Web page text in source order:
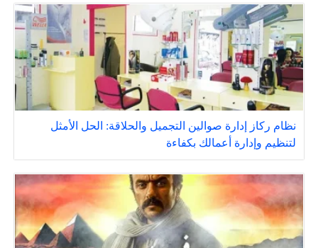
نظام ركاز إدارة صوالين التجميل والحلاقة: الحل الأمثل
لتنظيم وإدارة أعمالك بكفاءة